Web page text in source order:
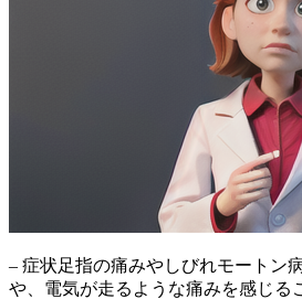
– 症状足指の痛みやしびれモートン
や、電気が走るような痛みを感じる